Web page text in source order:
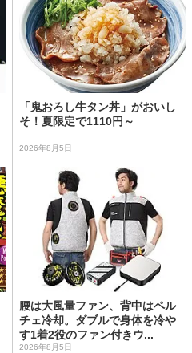
「鬼おろし牛タン丼」がおいし
そ！夏限定で1110円～
2026年8月5日
腰は大風量ファン、背中はペル
チェ冷却。ダブルで身体を冷や
す1着2役のファン付きウ...
2026年8月5日